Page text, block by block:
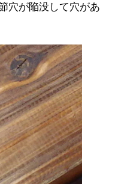
穴が陥没して穴があ